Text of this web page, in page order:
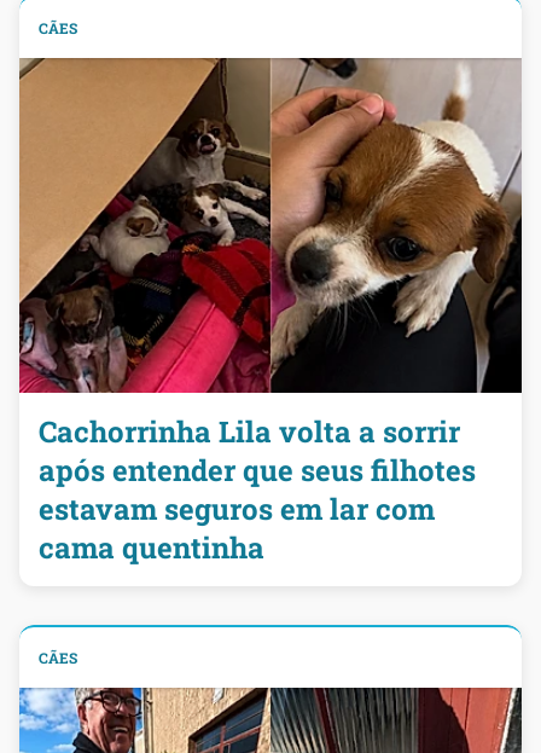
CÃES
Cachorrinha Lila volta a sorrir
após entender que seus filhotes
estavam seguros em lar com
cama quentinha
CÃES